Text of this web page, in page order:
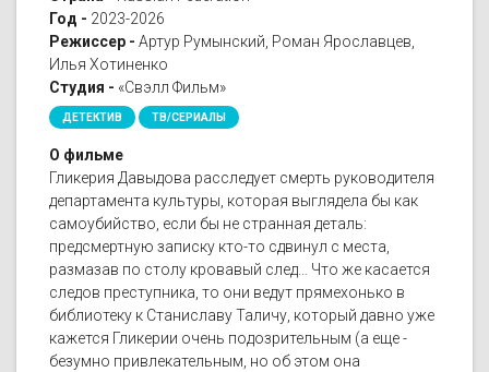
Год - 2023-2026
Режиссер - Артур Румынский, Роман Ярославцев,
Илья Хотиненко
Студия - «Свэлл Фильм»
ДЕТЕКТИВ ТВ/СЕРИАЛЫ
О фильме
Гликерия Давыдова расследует смерть руководителя
департамента культуры, которая выглядела бы как
самоубийство, если бы не странная деталь:
предсмертную записку кто-то сдвинул с места,
размазав по столу кровавый след… Что же касается
следов преступника, то они ведут прямехонько в
библиотеку к Станиславу Таличу, который давно уже
кажется Гликерии очень подозрительным (а еще -
безумно привлекательным, но об этом она